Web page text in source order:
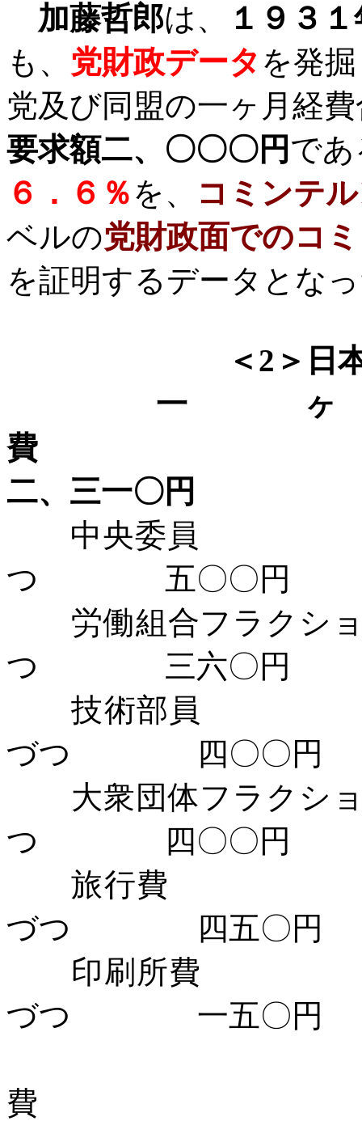
加藤哲郎は、
１９３
も、 党財政データ を発
党及び同盟の一ヶ月経
要求額二、〇〇〇円 で
６．６％を、
コミンテ
ベルの党財政面でのコ
を証明するデータとな
＜ 2 ＞日
一
費
二、三一〇円
中央委員
つ 五〇〇円
労働組合フラク
つ 三六〇円
技術部員
づつ 四〇〇円
大衆団体フラク
つ 四〇〇円
旅行費
づつ 四五〇円
印刷所費
づつ 一五〇円